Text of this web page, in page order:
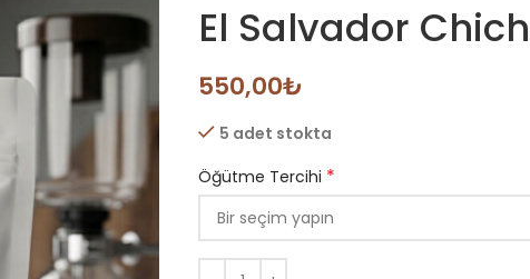
El Salvador
550,00₺
5 adet stokta
Öğütme Tercihi *